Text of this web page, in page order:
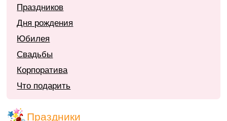
Праздников
Дня рождения
Юбилея
Свадьбы
Корпоратива
Что подарить
Праздники